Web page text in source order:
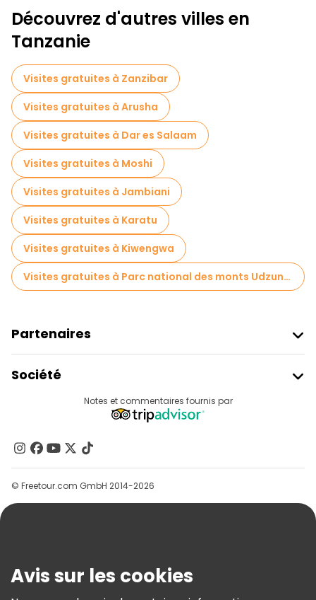
Activités sportives à Kilimandjaro
Visites de marchés en Kilimandjaro
Visites de dégustation locales à Kilimandjaro
Excursions d'une journée gratuites à Kilimandjaro
Tours à vélo à Kilimandjaro
Visites gastronomiques à Kilimandjaro
Visites gratuites à proximité MOSHI TANZANIA
Découvrez d'autres villes en
Tanzanie
Visites gratuites à Zanzibar
Visites gratuites à Arusha
Visites gratuites à Dar es Salaam
Visites gratuites à Moshi
Visites gratuites à Jambiani
Visites gratuites à Karatu
Visites gratuites à Kiwengwa
Visites gratuites à Parc national des monts Udzungwa
Partenaires
Connexion Du Fournisseur
Programme D’affiliation
Société
Contactez-Nous
Groupes
Aide
Conditions Générales Et Mentions Légales
Notes et commentaires fournis par
© Freetour.com GmbH 2014-2026
Avis sur les cookies